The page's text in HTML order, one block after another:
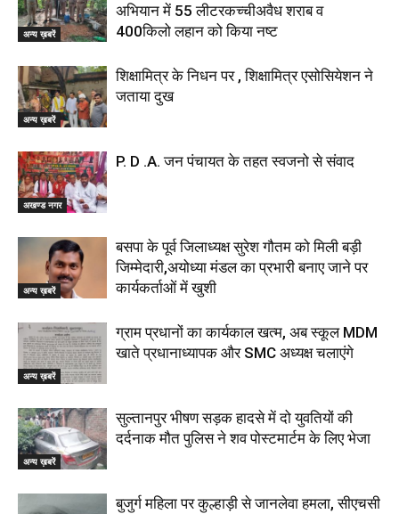
अन्य ख़बरें
अभियान में 55 लीटरकच्चीअवैध शराब व
400किलो लहान को किया नष्ट
अन्य ख़बरें
शिक्षामित्र के निधन पर , शिक्षामित्र एसोसियेशन ने
जताया दुख
अखण्ड नगर
P. D .A. जन पंचायत के तहत स्वजनो से संवाद
अन्य ख़बरें
बसपा के पूर्व जिलाध्यक्ष सुरेश गौतम को मिली बड़ी
जिम्मेदारी,अयोध्या मंडल का प्रभारी बनाए जाने पर
कार्यकर्ताओं में खुशी
अन्य ख़बरें
ग्राम प्रधानों का कार्यकाल खत्म, अब स्कूल MDM
खाते प्रधानाध्यापक और SMC अध्यक्ष चलाएंगे
अन्य ख़बरें
सुल्तानपुर भीषण सड़क हादसे में दो युवतियों की
दर्दनाक मौत पुलिस ने शव पोस्टमार्टम के लिए भेजा
बुजुर्ग महिला पर कुल्हाड़ी से जानलेवा हमला, सीएचसी